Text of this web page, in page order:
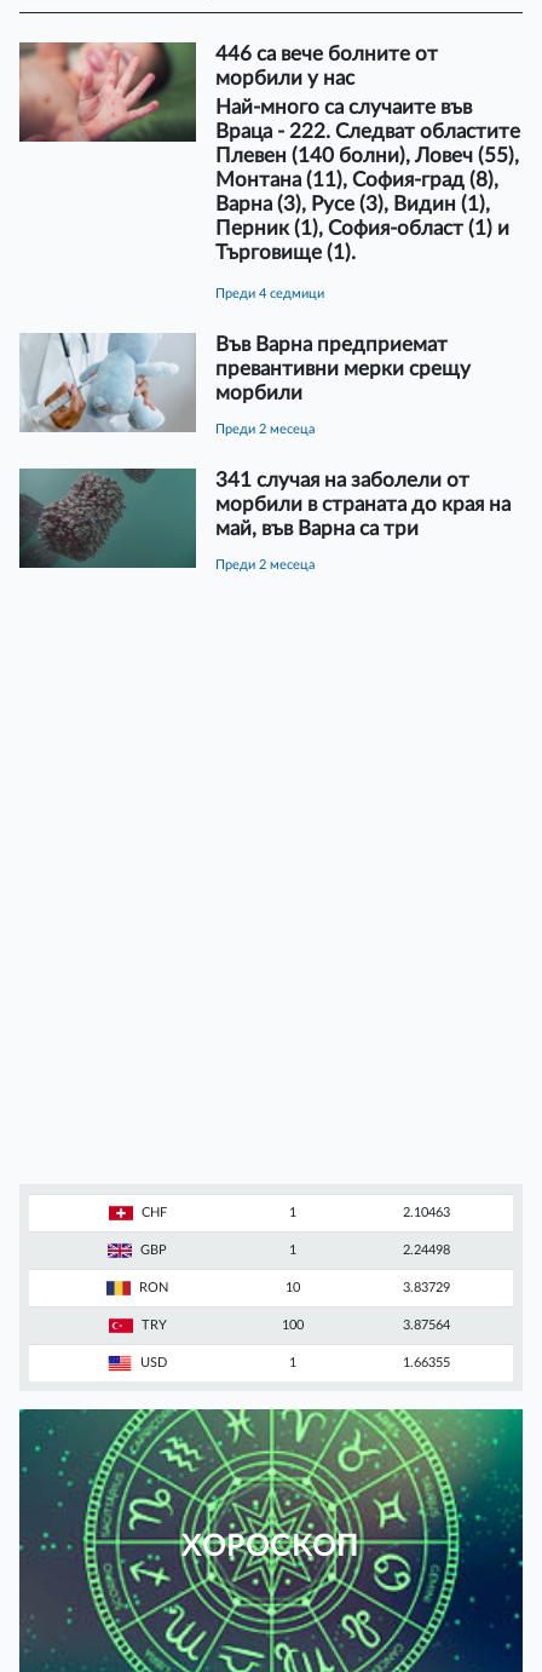
446 са вече болните от
морбили у нас
Най-много са случаите във
Враца - 222. Следват областите
Плевен (140 болни), Ловеч (55),
Монтана (11), София-град (8),
Варна (3), Русе (3), Видин (1),
Перник (1), София-област (1) и
Търговище (1).
преди 4 седмици
Във Варна предприемат
превантивни мерки срещу
морбили
преди 2 месеца
341 случая на заболели от
морбили в страната до края на
май, във Варна са три
преди 2 месеца
CHF 1 2.10463
GBP 1 2.24498
RON 10 3.83729
TRY 100 3.87564
USD 1 1.66355
ХОРОСКОП